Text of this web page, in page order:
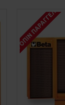
ΚΑΤΌΠΙΝ ΠΑΡΑΓΓΕΛΊΑΣ